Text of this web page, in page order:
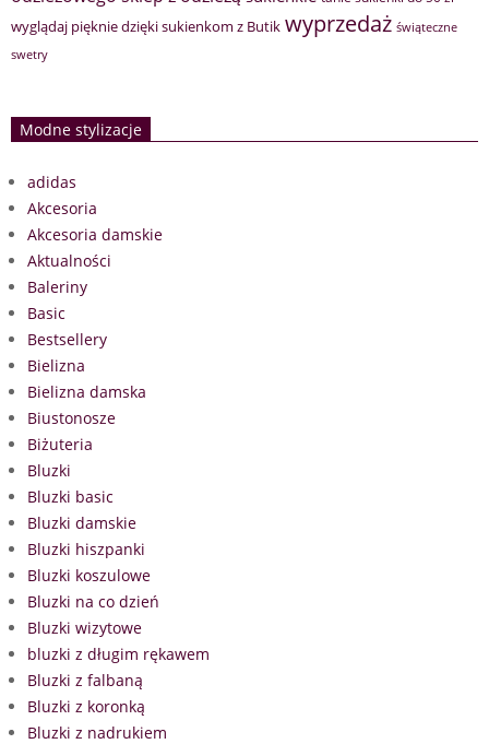
wyglądaj pięknie dzięki sukienkom z Butik wyprzedaż świąteczne
swetry
Modne stylizacje
adidas
Akcesoria
Akcesoria damskie
Aktualności
Baleriny
Basic
Bestsellery
Bielizna
Bielizna damska
Biustonosze
Biżuteria
Bluzki
Bluzki basic
Bluzki damskie
Bluzki hiszpanki
Bluzki koszulowe
Bluzki na co dzień
Bluzki wizytowe
bluzki z długim rękawem
Bluzki z falbaną
Bluzki z koronką
Bluzki z nadrukiem